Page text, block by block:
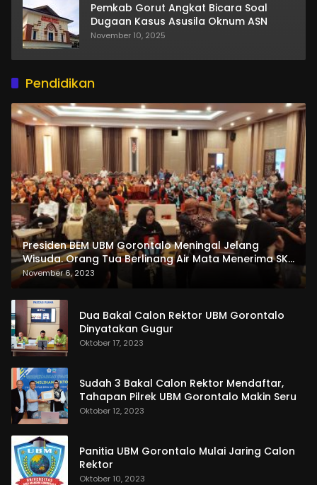
Pemkab Gorut Angkat Bicara Soal
Dugaan Kasus Asusila Oknum ASN
November 10, 2025
Pendidikan
Presiden BEM UBM Gorontalo Meningal Jelang
Wisuda. Orang Tua Berlinang Air Mata Menerima SKL
dan Pemasangan Salempang
November 6, 2023
Dua Bakal Calon Rektor UBM Gorontalo
Dinyatakan Gugur
Oktober 17, 2023
Sudah 3 Bakal Calon Rektor Mendaftar,
Tahapan Pilrek UBM Gorontalo Makin Seru
Oktober 12, 2023
Panitia UBM Gorontalo Mulai Jaring Calon
Rektor
Oktober 10, 2023